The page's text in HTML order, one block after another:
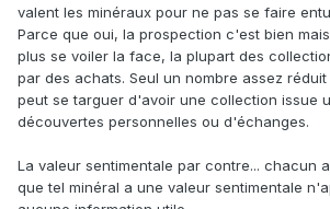
valent les minéraux pour ne pas se faire
Parce que oui, la prospection c'est bien
plus se voiler la face, la plupart des
par des achats. Seul un nombre assez
peut se targuer d'avoir une collection issue
découvertes personnelles ou d'échanges.
La valeur sentimentale par contre... chacun
que tel minéral a une valeur sentimentale